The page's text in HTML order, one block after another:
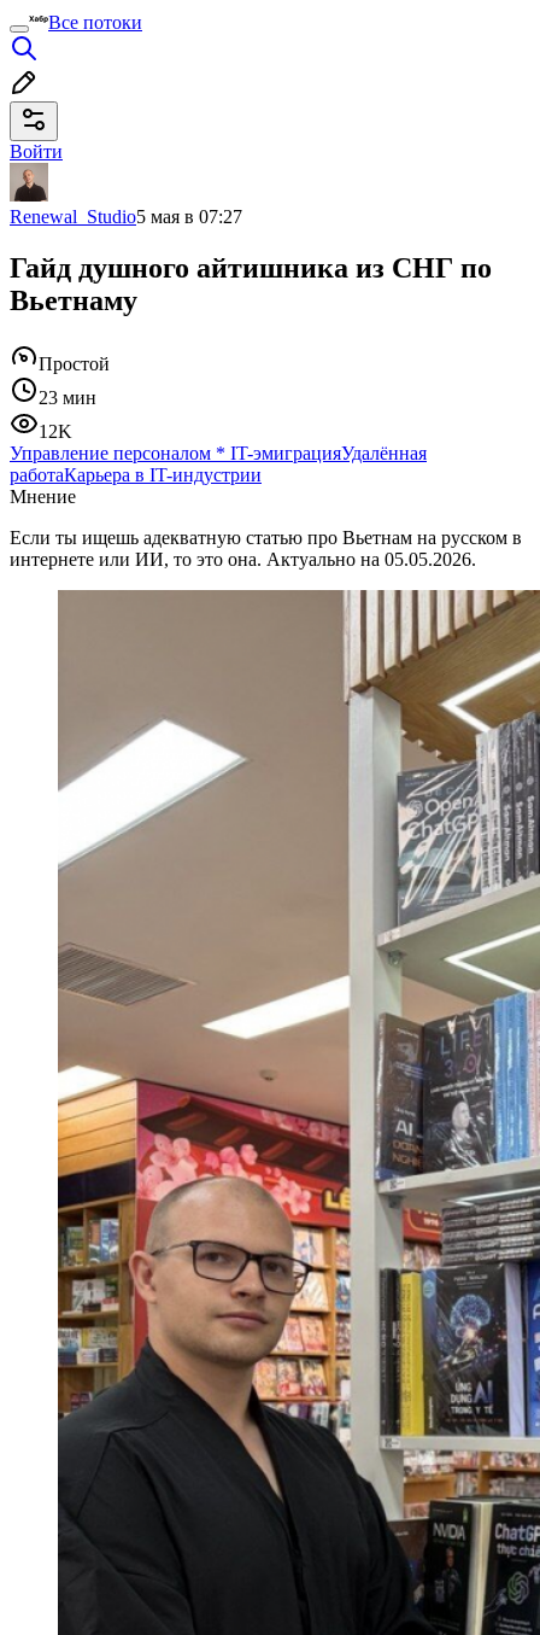
Все потоки
Войти
Renewal_Studio5 мая в 07:27
Гайд душного айтишника из СНГ по
Вьетнаму
Простой
23 мин
12K
Управление персоналом * IT-эмиграцияУдалённая
работаКарьера в IT-индустрии
Мнение
Если ты ищешь адекватную статью про Вьетнам на русском в
интернете или ИИ, то это она. Актуально на 05.05.2026.